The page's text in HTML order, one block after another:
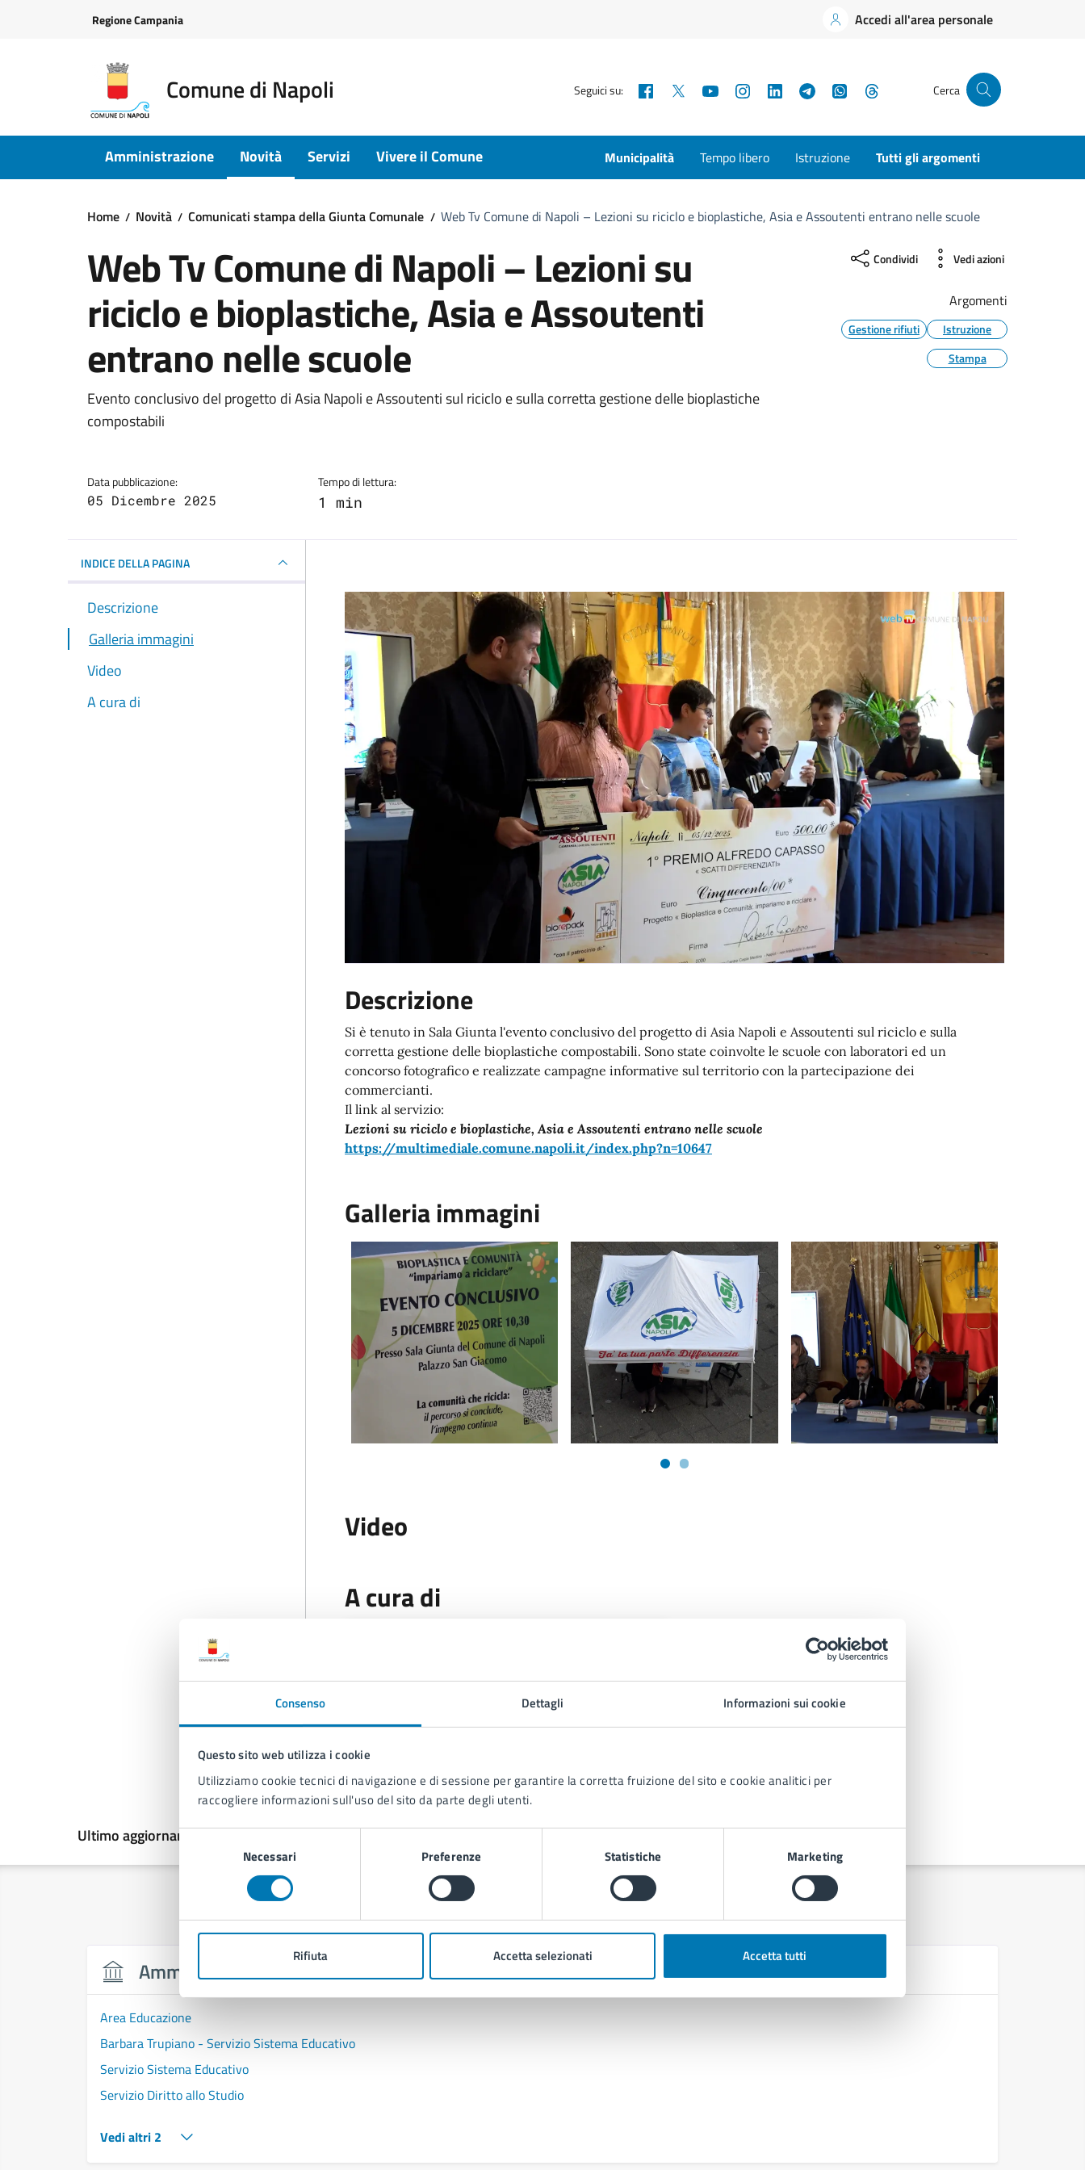
Consenso Dettagli Informazioni sui cookie
Questo sito web utilizza i cookie
Utilizziamo cookie tecnici di navigazione e di sessione per garantire la corretta fruizione del sito e cookie analitici per
raccogliere informazioni sull'uso del sito da parte degli utenti.
Selezione
Necessari Preferenze Statistiche Marketing
Rifiuta Accetta selezionati Accetta tutti
Regione Campania Accedi all'area personale
Comune di Napoli Seguici su: Facebook YouTubeInstagramLinkedInTelegramWhatsApp Cerca
Amministrazione Novità Servizi Vivere il Comune Municipalità Tempo libero Istruzione Tutti gli argomenti
Home Novità Comunicati stampa della Giunta Comunale Web Tv Comune di Napoli – Lezioni su riciclo e bioplastiche, Asia e Assoutenti entrano nelle scuole
Web Tv Comune di Napoli – Lezioni su
riciclo e bioplastiche, Asia e Assoutenti
entrano nelle scuole
Dettagli della notizia
Evento conclusivo del progetto di Asia Napoli e Assoutenti sul riciclo e sulla corretta gestione delle bioplastiche
compostabili
Data pubblicazione:
05 Dicembre 2025
Tempo di lettura:
1 min
Condividi Vedi azioni
Argomenti
Gestione rifiuti
Istruzione
Stampa
INDICE DELLA PAGINA
Descrizione
Galleria immagini
Video
A cura di
Descrizione
Si è tenuto in Sala Giunta l'evento conclusivo del progetto di Asia Napoli e Assoutenti sul riciclo e sulla
corretta gestione delle bioplastiche compostabili. Sono state coinvolte le scuole con laboratori ed un
concorso fotografico e realizzate campagne informative sul territorio con la partecipazione dei
commercianti.
Il link al servizio:
Lezioni su riciclo e bioplastiche, Asia e Assoutenti entrano nelle scuole
https://multimediale.comune.napoli.it/index.php?n=10647
Galleria immagini
Video
A cura di
Piazza Municipio 22, 80133
Ultimo aggiornamento:05/12/2025, 14:29
Contenuti correlati
Amministrazione
Area Educazione
Barbara Trupiano - Servizio Sistema Educativo
Servizio Sistema Educativo
Servizio Diritto allo Studio
Vedi altri 2